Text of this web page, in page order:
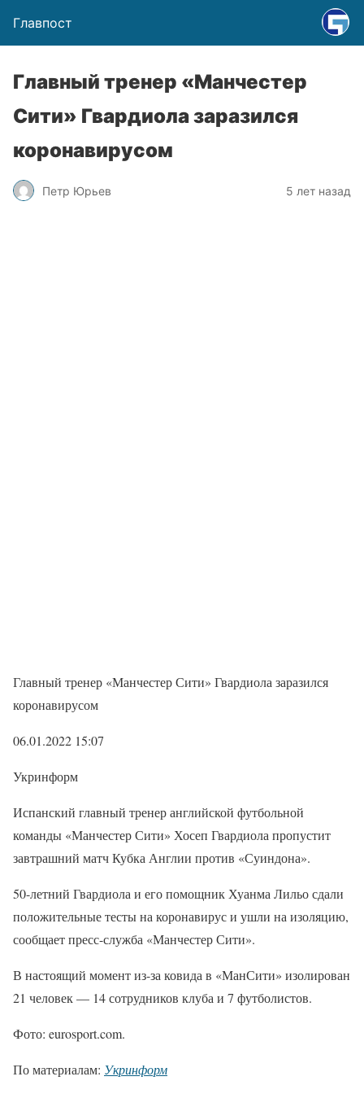
Главпост
Главный тренер «Манчестер
Сити» Гвардиола заразился
коронавирусом
Петр Юрьев 5 лет назад
Главный тренер «Манчестер Сити» Гвардиола заразился
коронавирусом
06.01.2022 15:07
Укринформ
Испанский главный тренер английской футбольной
команды «Манчестер Сити» Хосеп Гвардиола пропустит
завтрашний матч Кубка Англии против «Суиндона».
50-летний Гвардиола и его помощник Хуанма Лильо сдали
положительные тесты на коронавирус и ушли на изоляцию,
сообщает пресс-служба «Манчестер Сити».
В настоящий момент из-за ковида в «МанСити» изолирован
21 человек — 14 сотрудников клуба и 7 футболистов.
Фото: eurosport.com.
По материалам: Укринформ